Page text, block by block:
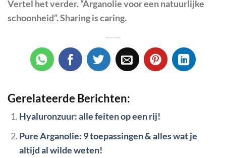
Vertel het verder. “Arganolie voor een natuurlijke
schoonheid”. Sharing is caring.
Gerelateerde Berichten:
Hyaluronzuur: alle feiten op een rij!
Pure Arganolie: 9 toepassingen & alles wat je
altijd al wilde weten!